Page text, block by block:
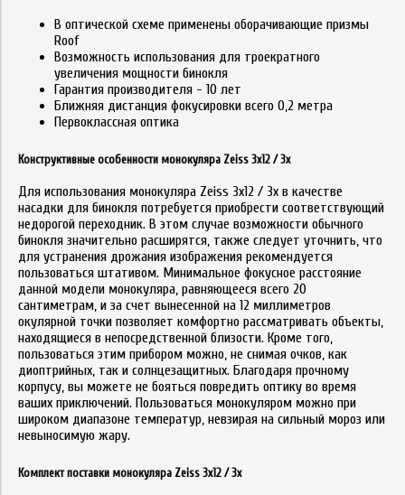
В оптической схеме применены оборачивающие призмы
Roof
Возможность использования для троекратного
увеличения мощности бинокля
Гарантия производителя - 10 лет
Ближняя дистанция фокусировки всего 0,2 метра
Первоклассная оптика
Конструктивные особенности монокуляра Zeiss 3x12 / 3х
Для использования монокуляра Zeiss 3x12 / 3х в качестве
насадки для бинокля потребуется приобрести соответствующий
недорогой переходник. В этом случае возможности обычного
бинокля значительно расширятся, также следует уточнить, что
для устранения дрожания изображения рекомендуется
пользоваться штативом. Минимальное фокусное расстояние
данной модели монокуляра, равняющееся всего 20
сантиметрам, и за счет вынесенной на 12 миллиметров
окулярной точки позволяет комфортно рассматривать объекты,
находящиеся в непосредственной близости. Кроме того,
пользоваться этим прибором можно, не снимая очков, как
диоптрийных, так и солнцезащитных. Благодаря прочному
корпусу, вы можете не бояться повредить оптику во время
ваших приключений. Пользоваться монокуляром можно при
широком диапазоне температур, невзирая на сильный мороз или
невыносимую жару.
Комплект поставки монокуляра Zeiss 3x12 / 3х